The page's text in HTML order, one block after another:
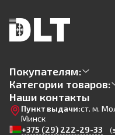
Покупателям:
Категории товаров:
Наши контакты
Пункт выдачи:ст. м.
Минск
+375 (29) 222-29-33